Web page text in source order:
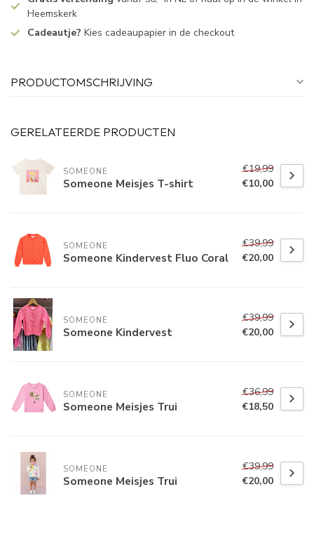
Heemskerk
Cadeautje? Kies cadeaupapier in de checkout
PRODUCTOMSCHRIJVING
GERELATEERDE PRODUCTEN
SOMEONE
Someone Meisjes T-shirt
€19,99
€10,00
SOMEONE
Someone Kindervest Fluo Coral
€39,99
€20,00
SOMEONE
Someone Kindervest
€39,99
€20,00
SOMEONE
Someone Meisjes Trui
€36,99
€18,50
SOMEONE
Someone Meisjes Trui
€39,99
€20,00